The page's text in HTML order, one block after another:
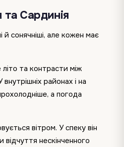
та Сардинія
сонячніші, але кожен має
та контрасти між
районах і на
а погода
вітром. У спеку він
нескінченного